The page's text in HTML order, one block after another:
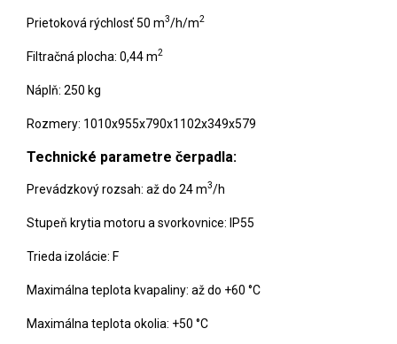
Prietoková rýchlosť 50 m3/h/m2
Filtračná plocha: 0,44 m2
Náplň: 250 kg
Rozmery: 1010x955x790x1102x349x579
Technické parametre čerpadla:
Prevádzkový rozsah: až do 24 m3/h
Stupeň krytia motoru a svorkovnice: IP55
Trieda izolácie: F
Maximálna teplota kvapaliny: až do +60 °C
Maximálna teplota okolia: +50 °C